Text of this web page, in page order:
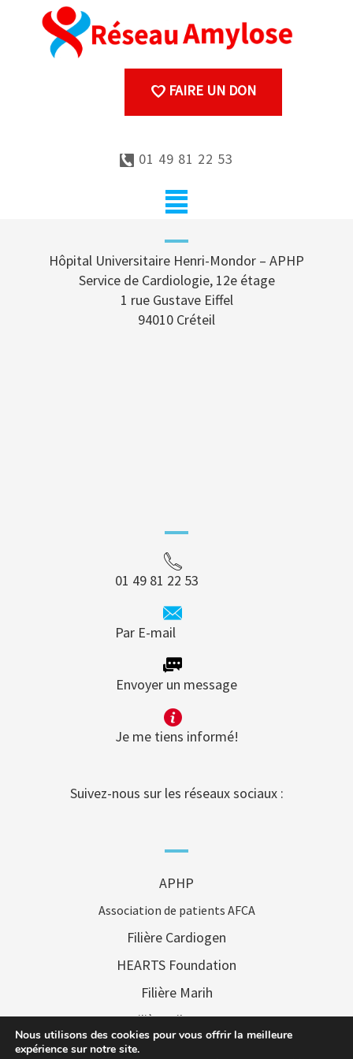
FAIRE UN DON
01 49 81 22 53
Hôpital Universitaire Henri-Mondor – APHP
Service de Cardiologie, 12e étage
1 rue Gustave Eiffel
94010 Créteil
01 49 81 22 53
Par E-mail
Envoyer un message
Je me tiens informé!
Suivez-nous sur les réseaux sociaux :
APHP
Association de patients AFCA
Filière Cardiogen
HEARTS Foundation
Filière Marih
Filière Filenums
Nous utilisons des cookies pour vous offrir la meilleure
expérience sur notre site.